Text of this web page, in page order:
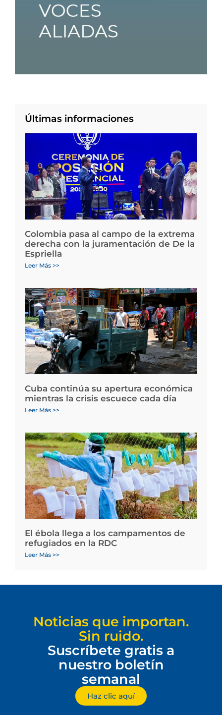
Últimas informaciones
Colombia pasa al campo de la extrema
derecha con la juramentación de De la
Espriella
Leer Más >>
Cuba continúa su apertura económica
mientras la crisis escuece cada día
Leer Más >>
El ébola llega a los campamentos de
refugiados en la RDC
Leer Más >>
Noticias que importan.
Sin ruido.
Suscríbete gratis a
nuestro boletín
semanal
Haz clic aquí